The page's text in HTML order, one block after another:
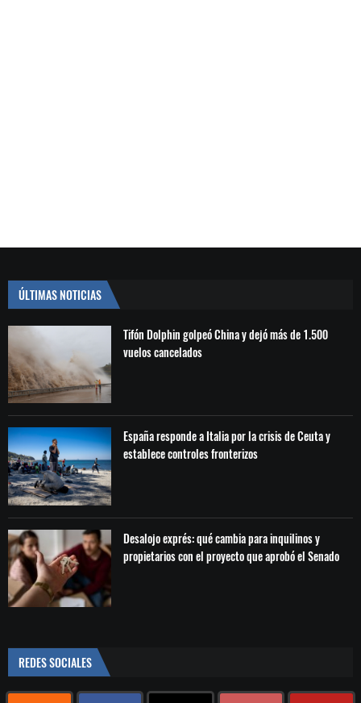
ÚLTIMAS NOTICIAS
Tifón Dolphin golpeó China y dejó más de 1.500
vuelos cancelados
España responde a Italia por la crisis de Ceuta y
establece controles fronterizos
Desalojo exprés: qué cambia para inquilinos y
propietarios con el proyecto que aprobó el Senado
REDES SOCIALES